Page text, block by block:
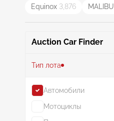
Equinox 3,876 MALIBU
Auction Car Finder
Тип лота
Автомобили
Мотоциклы